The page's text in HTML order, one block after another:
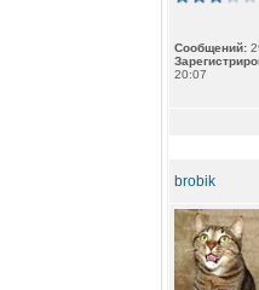
Сообщений:
20:07
brobik